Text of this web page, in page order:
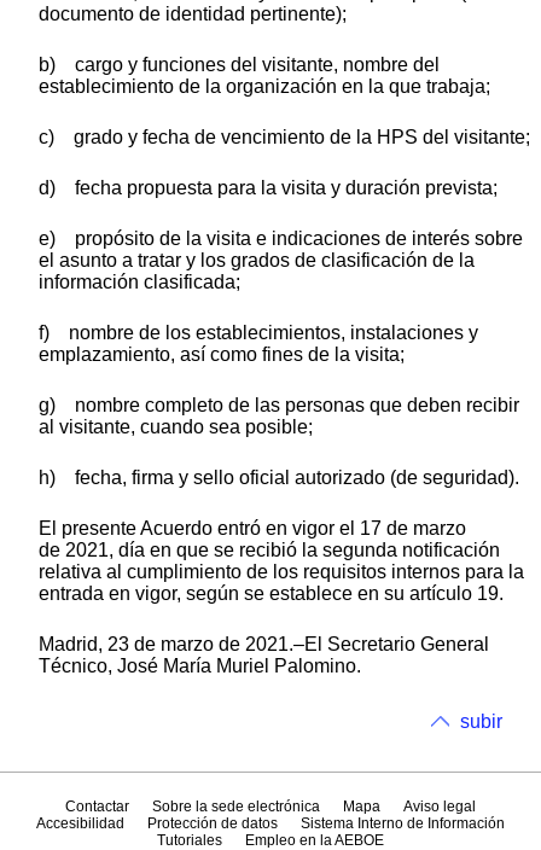
documento de identidad pertinente);
b) cargo y funciones del visitante, nombre del
establecimiento de la organización en la que trabaja;
c) grado y fecha de vencimiento de la HPS del visitante;
d) fecha propuesta para la visita y duración prevista;
e) propósito de la visita e indicaciones de interés sobre
el asunto a tratar y los grados de clasificación de la
información clasificada;
f) nombre de los establecimientos, instalaciones y
emplazamiento, así como fines de la visita;
g) nombre completo de las personas que deben recibir
al visitante, cuando sea posible;
h) fecha, firma y sello oficial autorizado (de seguridad).
El presente Acuerdo entró en vigor el 17 de marzo
de 2021, día en que se recibió la segunda notificación
relativa al cumplimiento de los requisitos internos para la
entrada en vigor, según se establece en su artículo 19.
Madrid, 23 de marzo de 2021.–El Secretario General
Técnico, José María Muriel Palomino.
subir
Contactar Sobre la sede electrónica Mapa
Aviso legal
Accesibilidad
Protección de datos
Sistema Interno de Información
Tutoriales
Empleo en la AEBOE